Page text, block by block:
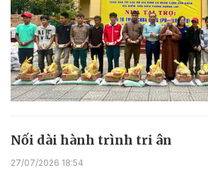
Nối dài hành trình tri ân
27/07/2026 18:54